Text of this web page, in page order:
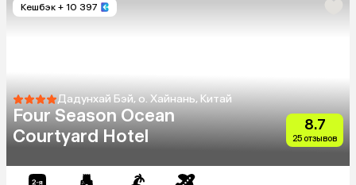
Кешбэк + 10 397
Дадунхай Бэй, о. Хайнань, Китай
Four Season Ocean
Courtyard Hotel
8.7
25 отзывов